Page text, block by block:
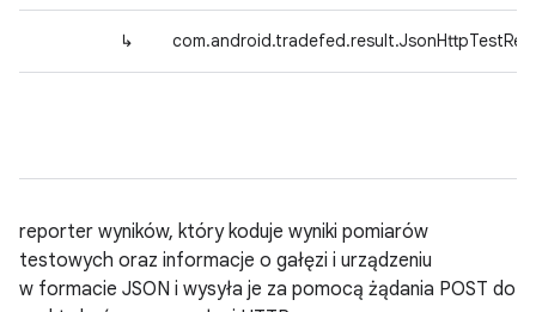
↳
reporter wyników, który koduje wyniki pomiarów
testowych oraz informacje o gałęzi i urządzeniu
w formacie JSON i wysyła je za pomocą żądania POST do